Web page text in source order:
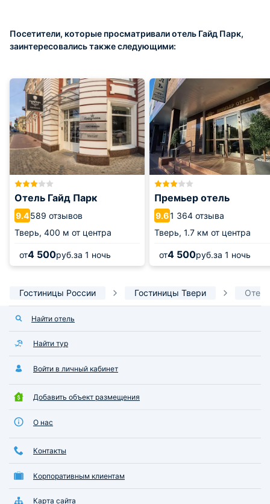
Посетители, которые просматривали отель Гайд Парк,
заинтересовались также следующими:
Отель Гайд Парк
9.4589 отзывов
Тверь, 400 м от центра
от4 500руб.за 1 ночь
Премьер отель
9.61 364 отзыва
Тверь, 1.7 км от центра
от4 500руб.за 1 ночь
Гостиницы России Гостиницы Твери
Найти отель
Найти тур
Войти в личный кабинет
Добавить объект размещения
О нас
Контакты
Корпоративным клиентам
Карта сайта